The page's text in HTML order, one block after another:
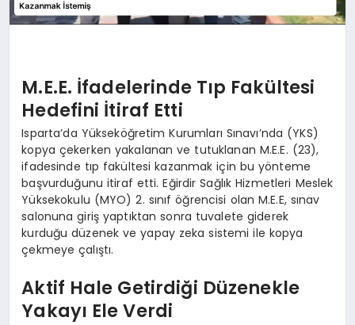
M.E.E. İfadelerinde Tıp Fakültesi
Hedefini İtiraf Etti
Isparta’da Yükseköğretim Kurumları Sınavı’nda (YKS)
kopya çekerken yakalanan ve tutuklanan M.E.E. (23),
ifadesinde tıp fakültesi kazanmak için bu yönteme
başvurduğunu itiraf etti. Eğirdir Sağlık Hizmetleri Meslek
Yüksekokulu (MYO) 2. sınıf öğrencisi olan M.E.E, sınav
salonuna giriş yaptıktan sonra tuvalete giderek
kurduğu düzenek ve yapay zeka sistemi ile kopya
çekmeye çalıştı.
Aktif Hale Getirdiği Düzenekle
Yakayı Ele Verdi